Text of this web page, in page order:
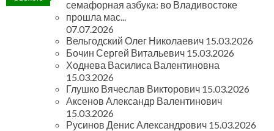
семафорная азбука: во Владивостоке
прошла мас...
07.07.2026
Вельгодский Олег Николаевич 15.03.2026
Бочин Сергей Витальевич 15.03.2026
Ходнева Василиса Валентиновна
15.03.2026
Глушко Вячеслав Викторович 15.03.2026
Аксенов Александр Валентинович
15.03.2026
Русинов Денис Александрович 15.03.2026